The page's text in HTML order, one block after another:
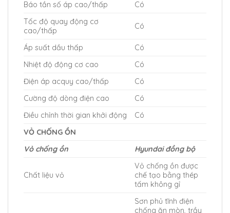
Báo tần số áp cao/thấp
Có
Tốc độ quay động cơ
cao/thấp
Có
Áp suất dầu thấp
Có
Nhiệt độ động cơ cao
Có
Điện áp acquy cao/thấp
Có
Cường độ dòng điện cao
Có
Điều chỉnh thời gian khởi động
Có
VỎ CHỐNG ỒN
Vỏ chống ồn
Hyundai đồng bộ
Chất liệu vỏ
Vỏ chống ồn được
chế tạo bằng thép
tấm không gỉ
Sơn phủ tĩnh điện
chống ăn mòn, trầy